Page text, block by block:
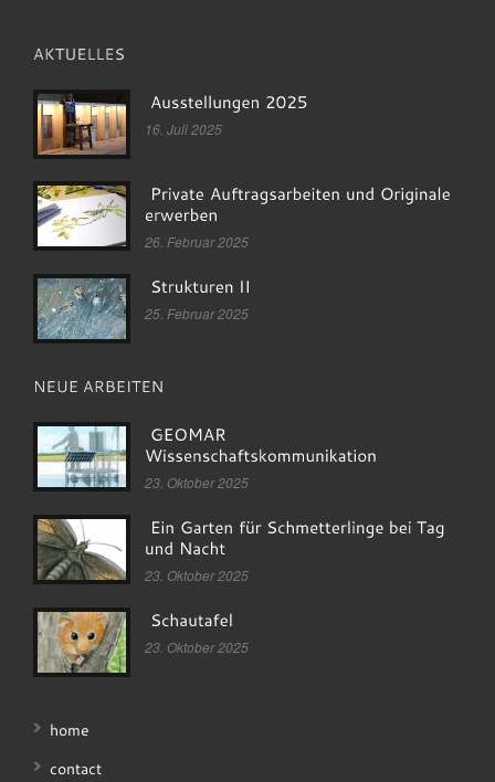
16. Juli 2025
26. Februar 2025
25. Februar 2025
23. Oktober 2025
23. Oktober 2025
23. Oktober 2025
home
contact